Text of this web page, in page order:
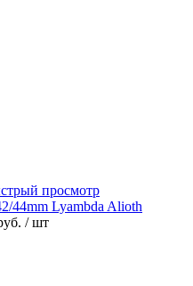
просмотр
44mm Lyambda Alioth
/ шт